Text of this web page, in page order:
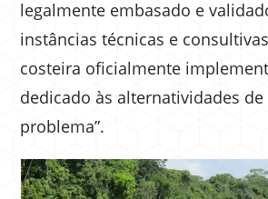
legalmente embasado e
instâncias técnicas e
costeira oficialmente
dedicado às alternatividades
problema”.